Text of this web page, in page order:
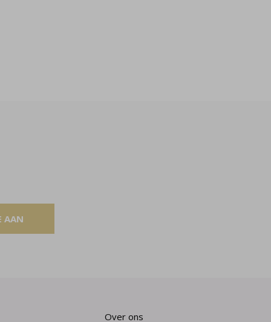
AAN
Over ons